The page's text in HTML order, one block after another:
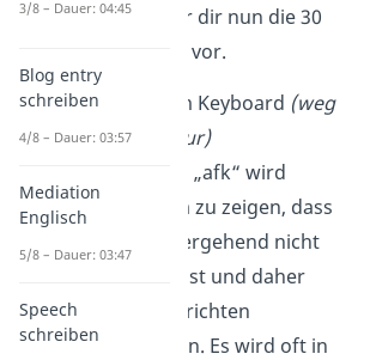
Deshalb stellen wir dir nun die 30
wichtigsten davon vor.
afk:Away From Keyboard (weg
von der Tastatur)
Die Abkürzung „afk“ wird
verwendet, um zu zeigen, dass
jemand vorübergehend nicht
am Computer ist und daher
nicht auf Nachrichten
antworten kann. Es wird oft in
3/8 – Dauer: 04:45
Blog entry
schreiben
4/8 – Dauer: 03:57
Mediation
Englisch
5/8 – Dauer: 03:47
Speech
schreiben